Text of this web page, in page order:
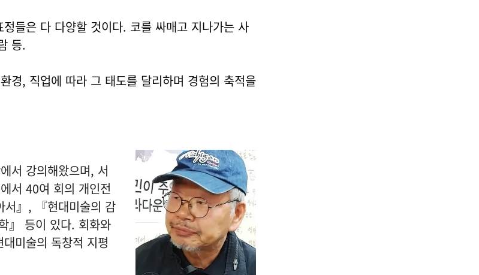
들은 다 다양할 것이다. 코를 싸매고 지나가는 사
등.
경, 직업에 따라 그 태도를 달리하며 경험의 축적을
서 강의해왔으며, 서
서 40여 회의 개인전
서』, 『현대미술의 감
』 등이 있다. 회화와
미술의 독창적 지평